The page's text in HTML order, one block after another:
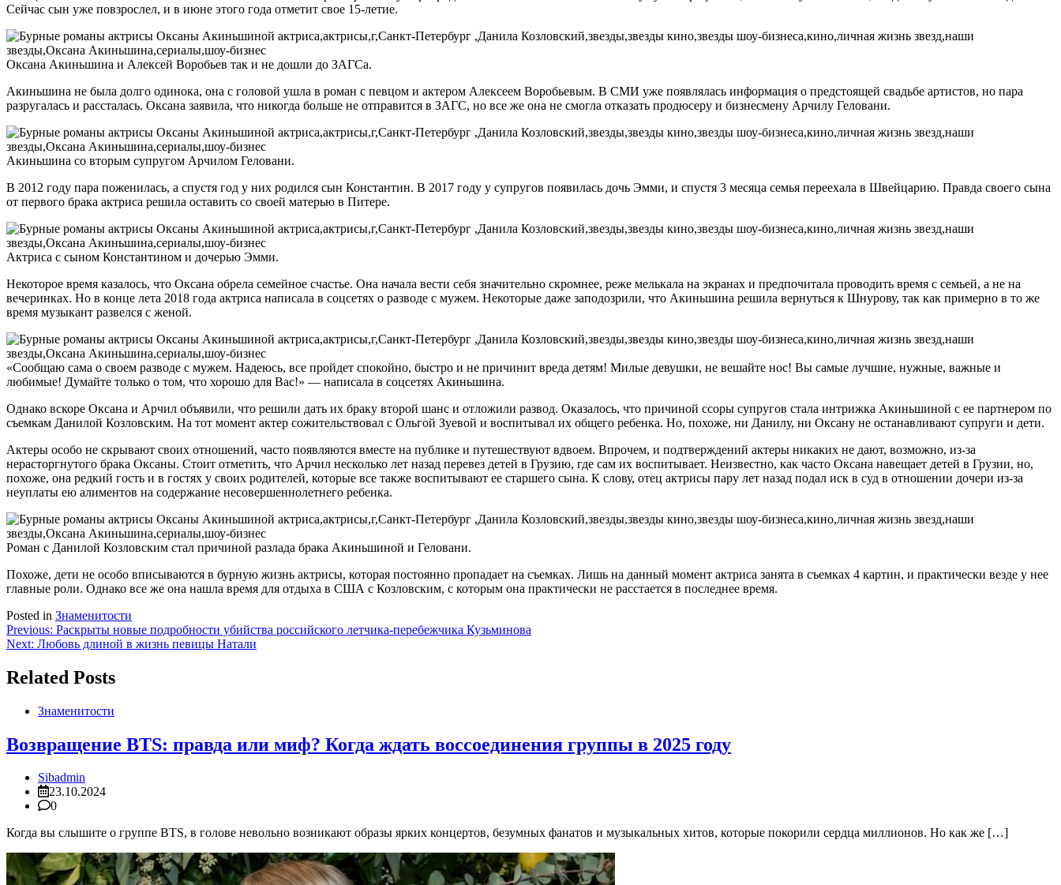
Сейчас сын уже повзрослел, и в июне этого года отметит свое 15-летие.
Оксана Акиньшина и Алексей Воробьев так и не дошли до ЗАГСа.
Акиньшина не была долго одинока, она с головой ушла в роман с певцом и актером Алексеем Воробьевым. В СМИ уже появлялась информация о предстоящей свадьбе артистов, но пара
разругалась и рассталась. Оксана заявила, что никогда больше не отправится в ЗАГС, но все же она не смогла отказать продюсеру и бизнесмену Арчилу Геловани.
Акиньшина со вторым супругом Арчилом Геловани.
В 2012 году пара поженилась, а спустя год у них родился сын Константин. В 2017 году у супругов появилась дочь Эмми, и спустя 3 месяца семья переехала в Швейцарию. Правда своего сына
от первого брака актриса решила оставить со своей матерью в Питере.
Актриса с сыном Константином и дочерью Эмми.
Некоторое время казалось, что Оксана обрела семейное счастье. Она начала вести себя значительно скромнее, реже мелькала на экранах и предпочитала проводить время с семьей, а не на
вечеринках. Но в конце лета 2018 года актриса написала в соцсетях о разводе с мужем. Некоторые даже заподозрили, что Акиньшина решила вернуться к Шнурову, так как примерно в то же
время музыкант развелся с женой.
«Сообщаю сама о своем разводе с мужем. Надеюсь, все пройдет спокойно, быстро и не причинит вреда детям! Милые девушки, не вешайте нос! Вы самые лучшие, нужные, важные и
любимые! Думайте только о том, что хорошо для Вас!» — написала в соцсетях Акиньшина.
Однако вскоре Оксана и Арчил объявили, что решили дать их браку второй шанс и отложили развод. Оказалось, что причиной ссоры супругов стала интрижка Акиньшиной с ее партнером по
съемкам Данилой Козловским. На тот момент актер сожительствовал с Ольгой Зуевой и воспитывал их общего ребенка. Но, похоже, ни Данилу, ни Оксану не останавливают супруги и дети.
Актеры особо не скрывают своих отношений, часто появляются вместе на публике и путешествуют вдвоем. Впрочем, и подтверждений актеры никаких не дают, возможно, из-за
нерасторгнутого брака Оксаны. Стоит отметить, что Арчил несколько лет назад перевез детей в Грузию, где сам их воспитывает. Неизвестно, как часто Оксана навещает детей в Грузии, но,
похоже, она редкий гость и в гостях у своих родителей, которые все также воспитывают ее старшего сына. К слову, отец актрисы пару лет назад подал иск в суд в отношении дочери из-за
неуплаты ею алиментов на содержание несовершеннолетнего ребенка.
Роман с Данилой Козловским стал причиной разлада брака Акиньшиной и Геловани.
Похоже, дети не особо вписываются в бурную жизнь актрисы, которая постоянно пропадает на съемках. Лишь на данный момент актриса занята в съемках 4 картин, и практически везде у нее
главные роли. Однако все же она нашла время для отдыха в США с Козловским, с которым она практически не расстается в последнее время.
Posted in Знаменитости
Навигация
по
записям
Previous: Раскрыты новые подробности убийства российского летчика-перебежчика Кузьминова
Next: Любовь длиной в жизнь певицы Натали
Related Posts
Знаменитости
Возвращение BTS: правда или миф? Когда ждать воссоединения группы в 2025 году
Sibadmin
23.10.2024
0
Когда вы слышите о группе BTS, в голове невольно возникают образы ярких концертов, безумных фанатов и музыкальных хитов, которые покорили сердца миллионов. Но как же […]